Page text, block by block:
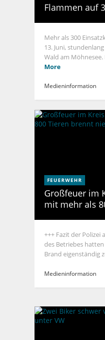
Flammen auf
Mehr als 300
13. Juni,
Wald am
More
Medieninformation
FEUERWEHR
Großfeuer im
mit mehr als
+++ Fazit der
des Betriebes
Brand eigenständig
Medieninformation